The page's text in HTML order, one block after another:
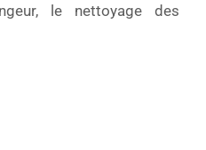
le nettoyage des